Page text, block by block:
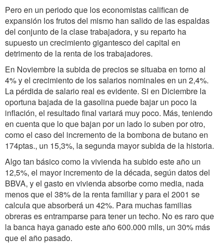
Pero en un periodo que los economistas califican de
expansión los frutos del mismo han salido de las espaldas
del conjunto de la clase trabajadora, y su reparto ha
supuesto un crecimiento gigantesco del capital en
detrimento de la renta de los trabajadores.
En Noviembre la subida de precios se situaba en torno al
4% y el crecimiento de los salarios nominales en un 2,4%.
La pérdida de salario real es evidente. Si en Diciembre la
oportuna bajada de la gasolina puede bajar un poco la
inflación, el resultado final variará muy poco. Más, teniendo
en cuenta que lo que bajan por un lado lo suben por otro,
como el caso del incremento de la bombona de butano en
174ptas., un 15,3%, la segunda mayor subida de la historia.
Algo tan básico como la vivienda ha subido este año un
12,5%, el mayor incremento de la década, según datos del
BBVA, y el gasto en vivienda absorbe como media, nada
menos que el 38% de la renta familiar y para el 2001 se
calcula que absorberá un 42%. Para muchas familias
obreras es entramparse para tener un techo. No es raro que
la banca haya ganado este año 600.000 mlls, un 30% más
que el año pasado.